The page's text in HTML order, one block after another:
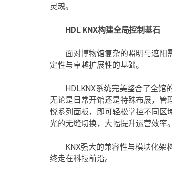
灵魂。
HDL KNX构建全局控制基石
面对博物馆复杂的照明与遮阳
定性与卓越扩展性的基础。
HDLKNX系统完美整合了全馆
无论是日常开馆还是特殊布展，管
悦系列面板，即可轻松掌控不同区
光的无缝切换，大幅提升运营效率。
KNX强大的兼容性与模块化架
终走在科技前沿。